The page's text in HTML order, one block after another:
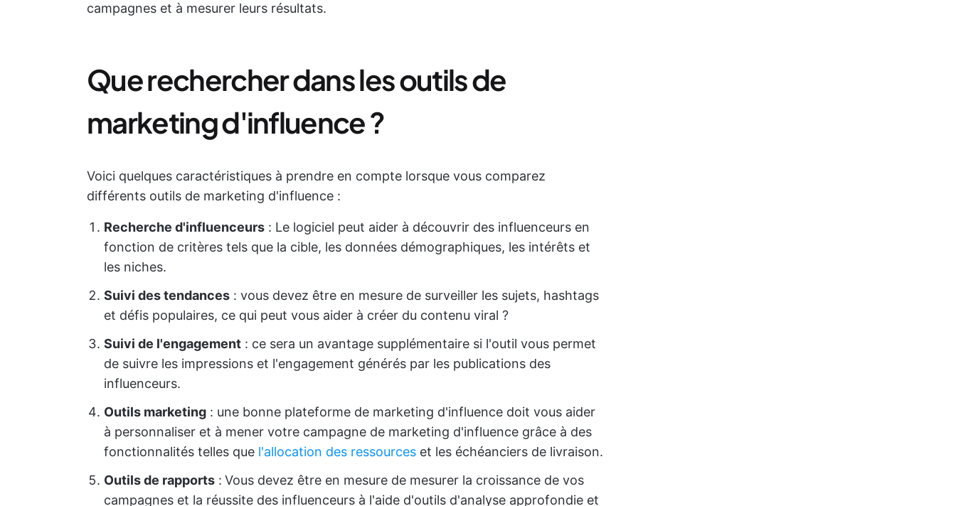
campagnes et à mesurer leurs résultats.
Que rechercher dans les outils de
marketing d'influence ?
Voici quelques caractéristiques à prendre en compte lorsque vous comparez
différents outils de marketing d'influence :
Recherche d'influenceurs : Le logiciel peut aider à découvrir des influenceurs en
fonction de critères tels que la cible, les données démographiques, les intérêts et
les niches.
Suivi des tendances : vous devez être en mesure de surveiller les sujets, hashtags
et défis populaires, ce qui peut vous aider à créer du contenu viral ?
Suivi de l'engagement : ce sera un avantage supplémentaire si l'outil vous permet
de suivre les impressions et l'engagement générés par les publications des
influenceurs.
Outils marketing : une bonne plateforme de marketing d'influence doit vous aider
à personnaliser et à mener votre campagne de marketing d'influence grâce à des
fonctionnalités telles que l'allocation des ressources et les échéanciers de livraison.
Outils de rapports : Vous devez être en mesure de mesurer la croissance de vos
campagnes et la réussite des influenceurs à l'aide d'outils d'analyse approfondie et